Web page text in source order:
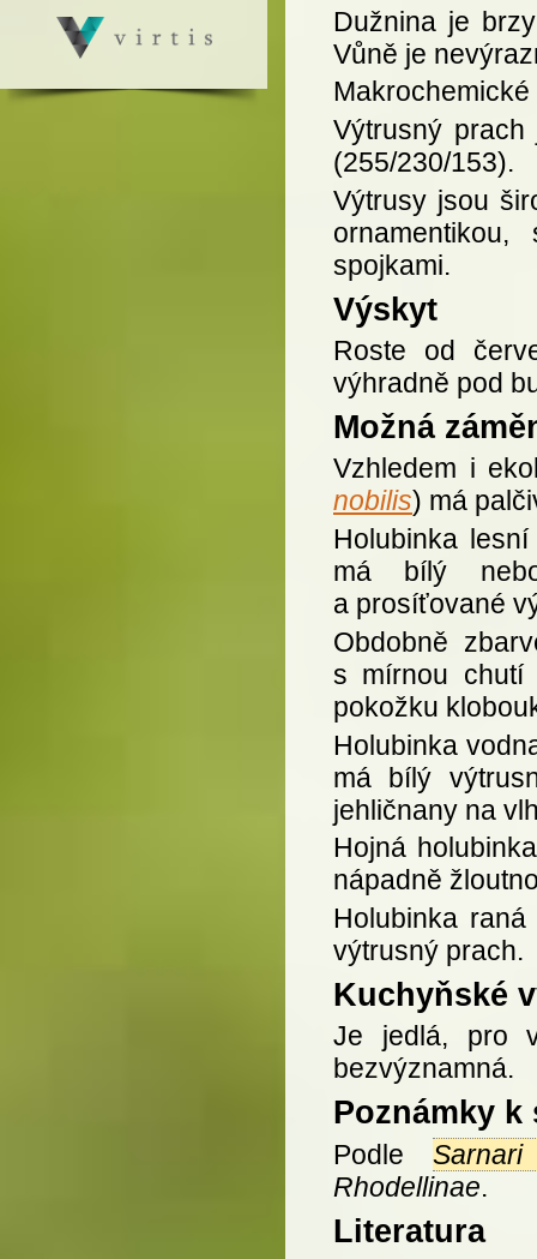
Dužnina je
Vůně je
Výtrusný
(255/230/153).
Výtrusy jsou
spojkami.
Výskyt
Roste od
výhradně pod
Možná
Vzhledem i
nobilis) má
Holubinka
má bílý
a prosíťované
Obdobně
s mírnou chutí
pokožku
Holubinka
má bílý
jehličnany na
Hojná
nápadně
Holubinka raná
výtrusný prach.
Kuchyňské
Je jedlá, pro
bezvýznamná.
Poznámky k
Podle
Rhodellinae.
Literatura